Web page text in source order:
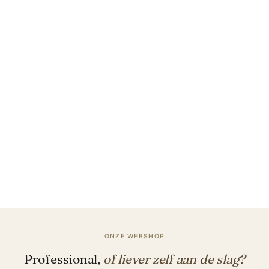
ONZE WEBSHOP
Professional, of liever zelf aan de slag?